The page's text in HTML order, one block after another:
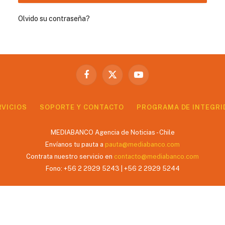
Olvido su contraseña?
Facebook
X
YouTube
SOPORTE Y CONTACTO PROGRAMA DE
MEDIABANCO Agencia de Noticias - Chile
Envíanos tu pauta a pauta@mediabanco.com
Contrata nuestro servicio en contacto@mediabanco.com
Fono: +56 2 2929 5243 | +56 2 2929 5244